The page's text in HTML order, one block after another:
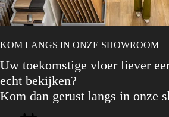
KOM LANGS IN ONZE SHOWROOM
Uw toekomstige vloer liever
echt bekijken?
Kom dan gerust langs in onze